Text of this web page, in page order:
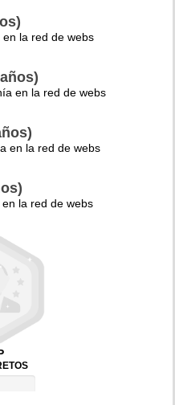
la red de webs
en la red de webs
en la red de webs
la red de webs